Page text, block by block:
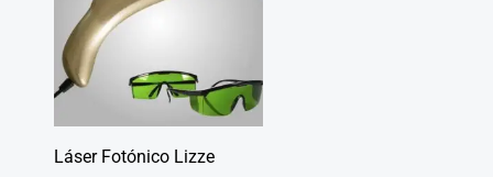
Láser Fotónico Lizze